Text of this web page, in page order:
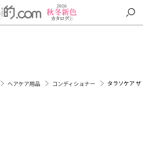
ヘアケア用品 コンディショナー タラソケア